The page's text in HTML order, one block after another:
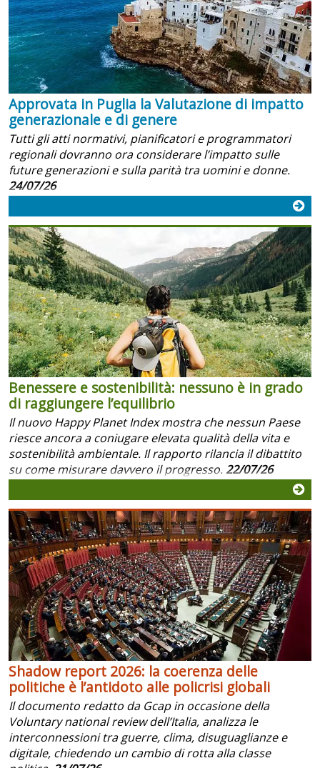
Approvata in Puglia la Valutazione di impatto
generazionale e di genere
Tutti gli atti normativi, pianificatori e programmatori
regionali dovranno ora considerare l’impatto sulle
future generazioni e sulla parità tra uomini e donne.
24/07/26
Benessere e sostenibilità: nessuno è in grado
di raggiungere l’equilibrio
Il nuovo Happy Planet Index mostra che nessun Paese
riesce ancora a coniugare elevata qualità della vita e
sostenibilità ambientale. Il rapporto rilancia il dibattito
su come misurare davvero il progresso.22/07/26
Shadow report 2026: la coerenza delle
politiche è l’antidoto alle policrisi globali
Il documento redatto da Gcap in occasione della
Voluntary national review dell’Italia, analizza le
interconnessioni tra guerre, clima, disuguaglianze e
digitale, chiedendo un cambio di rotta alla classe